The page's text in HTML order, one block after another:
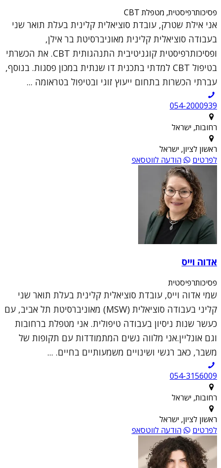
פסיכותרפיסטית, מטפלת CBT
אני אילת שטרק, עובדת סוציאלית קלינית בעלת תואר שני
בעבודה סוציאלית קלינית מאוניברסיטת בר אילן,
ופסיכותרפיסטית קוגניטיבית התנהגותית CBT. את הכשרתי
בטיפול CBT למדתי בתכנית דו שנתית במכון פסגות. בנוסף,
עברתי הכשרות בתחום ייעוץ זוגי ובטיפול בטראומה ...
054-2000939
רחובות, ישראל
ראשון לציון, ישראל
לפרטים
הודעה לווטסאפ
אדוה וייס
פסיכותרפיסטית
שמי אדוה וייס, עובדת סוציאלית קלינית בעלת תואר שני
קליני בעבודה סוציאלית (MSW) מאוניברסיטת תל אביב, עם
כעשר שנות ניסיון בעבודה טיפולית. אני מטפלת ברחובות
וגם אונליין.אני מלווה נשים המתמודדות עם תקופות של
משבר, כאב רגשי ושינויים משמעותיים בחיים. ...
054-3156009
רחובות, ישראל
ראשון לציון, ישראל
לפרטים
הודעה לווטסאפ